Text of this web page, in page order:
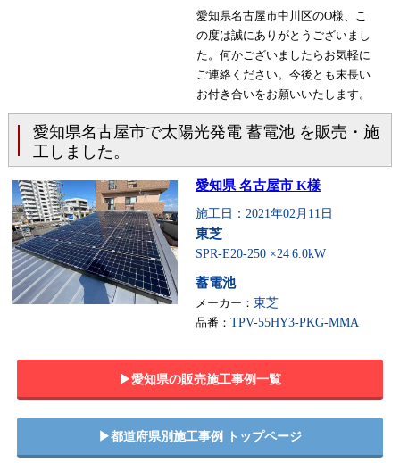
愛知県名古屋市中川区のO様、こ
の度は誠にありがとうございまし
た。何かございましたらお気軽に
ご連絡ください。今後とも末長い
お付き合いをお願いいたします。
愛知県名古屋市で太陽光発電 蓄電池 を販売・施
工しました。
愛知県 名古屋市 K様
施工日：2021年02月11日
東芝
SPR-E20-250 ×24 6.0kW
蓄電池
メーカー： 東芝
品番： TPV-55HY3-PKG-MMA
▶︎愛知県の販売施工事例一覧
▶︎都道府県別施工事例 トップページ